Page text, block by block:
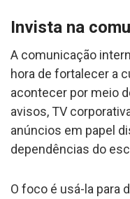
Invista na
A comunicação
hora de fortalecer a
acontecer por meio
avisos, TV
anúncios em papel
dependências do
O foco é usá-la para